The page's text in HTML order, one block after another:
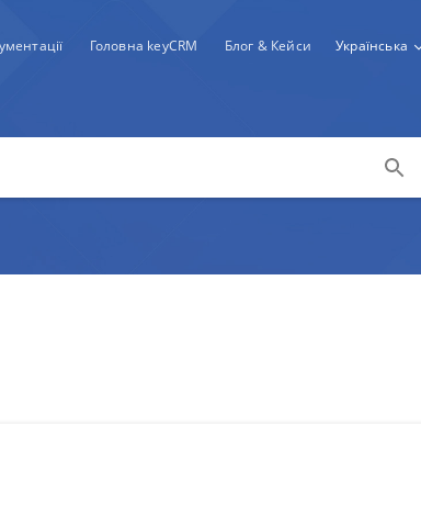
Головна keyCRM Блог & Кейси Українська